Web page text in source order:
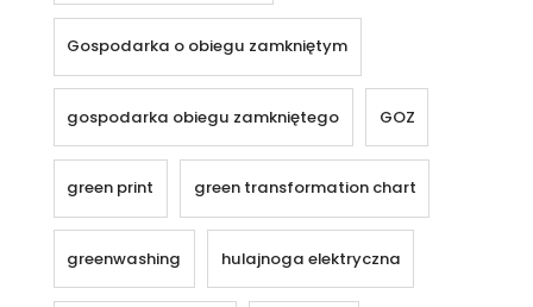
Gospodarka o obiegu zamkniętym
gospodarka obiegu zamkniętego GOZ
green print green transformation chart
greenwashing hulajnoga elektryczna